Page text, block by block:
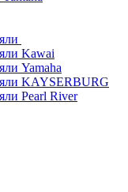
Kawai
Yamaha
KAYSERBURG
Pearl River